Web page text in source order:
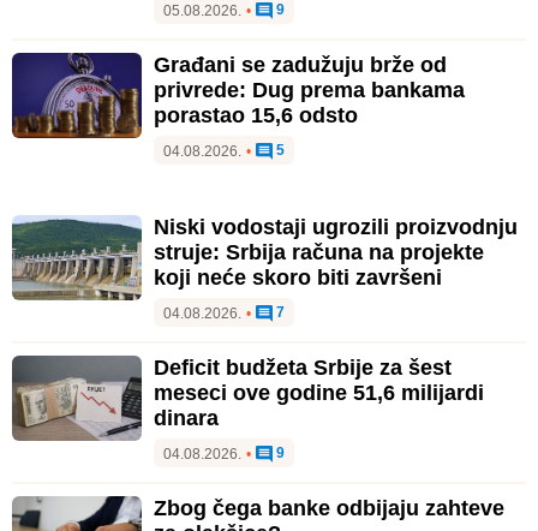
05.08.2026. • 9
Građani se zadužuju brže od
privrede: Dug prema bankama
porastao 15,6 odsto
04.08.2026. • 5
Niski vodostaji ugrozili proizvodnju
struje: Srbija računa na projekte
koji neće skoro biti završeni
04.08.2026. • 7
Deficit budžeta Srbije za šest
meseci ove godine 51,6 milijardi
dinara
04.08.2026. • 9
Zbog čega banke odbijaju zahteve